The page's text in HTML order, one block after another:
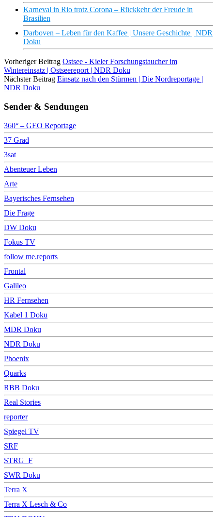
Karneval in Rio trotz Corona – Rückkehr der Freude in
Brasilien
Darboven – Leben für den Kaffee | Unsere Geschichte | NDR
Doku
Vorheriger Beitrag Ostsee - Kieler Forschungstaucher im
Wintereinsatz | Ostseereport | NDR Doku
Nächster Beitrag Einsatz nach den Stürmen | Die Nordreportage |
NDR Doku
Sender & Sendungen
360° – GEO Reportage
37 Grad
3sat
Abenteuer Leben
Arte
Bayerisches Fernsehen
Die Frage
DW Doku
Fokus TV
follow me.reports
Frontal
Galileo
HR Fernsehen
Kabel 1 Doku
MDR Doku
NDR Doku
Phoenix
Quarks
RBB Doku
Real Stories
reporter
Spiegel TV
SRF
STRG_F
SWR Doku
Terra X
Terra X Lesch & Co